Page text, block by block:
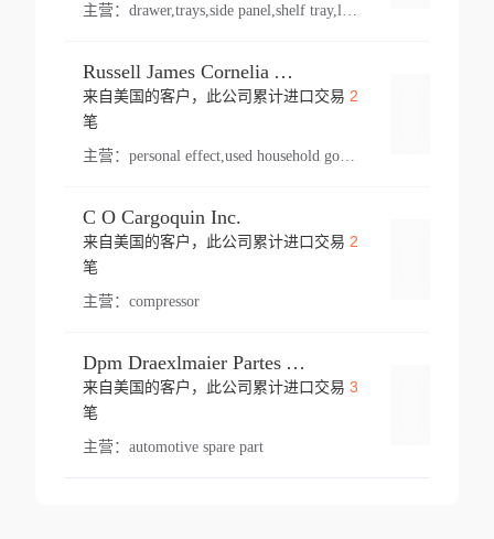
主营：
Russell James Cornelia Arlington Va
来自美国的客户，此公司累计进口交易 2
笔
主营： personal effect,used household goods
C O Cargoquin Inc.
来自美国的客户，此公司累计进口交易 2
笔
主营： compressor
Dpm Draexlmaier Partes Automotrices Corr Ind Huejotzingo
来自美国的客户，此公司累计进口交易 3
笔
主营： automotive spare part